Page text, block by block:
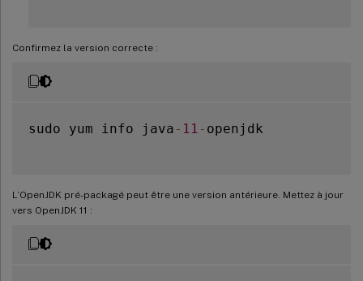
Confirmez la version correcte :
sudo yum info java - 11 - openjdk
L’OpenJDK pré-packagé peut être une version antérieure. Mettez à jour
vers OpenJDK 11 :